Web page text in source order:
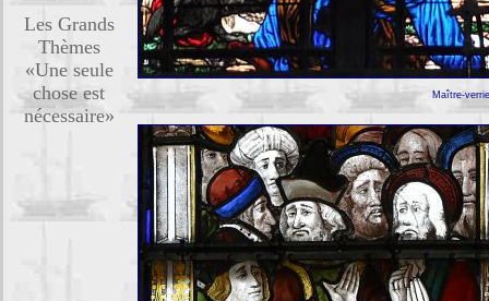
Les Grands
Thèmes
«Une seule
chose est
nécessaire»
Maître-